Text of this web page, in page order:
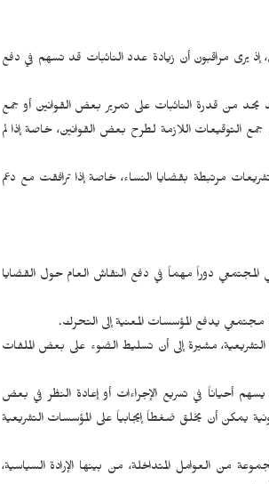
إذ يرى مراقبون أن زيادة عدد النائبات قد تسهم في دفع
يحد من قدرة النائبات على تمرير بعض القوانين أو جمع
التوقيعات اللازمة لطرح بعض القوانين، خاصة إذا لم
مرتبطة بقضايا النساء، خاصة إذا ترافقت مع دعم
المجتمعي دوراً مهماً في دفع النقاش العام حول القضايا
يدفع المؤسسات المعنية إلى التحرك.
مشيرة إلى أن تسليط الضوء على بعض الملفات
أحياناً في تسريع الإجراءات أو إعادة النظر في بعض
يمكن أن يخلق ضغطاً إيجابياً على المؤسسات التشريعية
من العوامل المتداخلة، من بينها الإرادة السياسية،